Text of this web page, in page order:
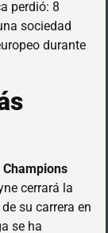
perdió: 8
sociedad
durante
cerrará la
su carrera en
se ha